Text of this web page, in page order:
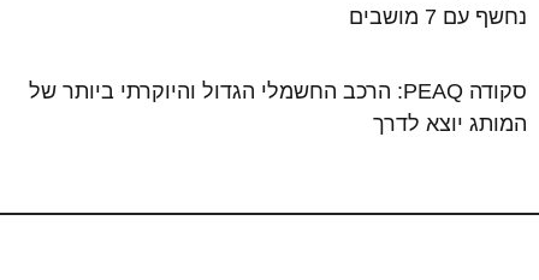
נחשף עם 7 מושבים
סקודה PEAQ: הרכב החשמלי הגדול והיוקרתי ביותר של
המותג יוצא לדרך